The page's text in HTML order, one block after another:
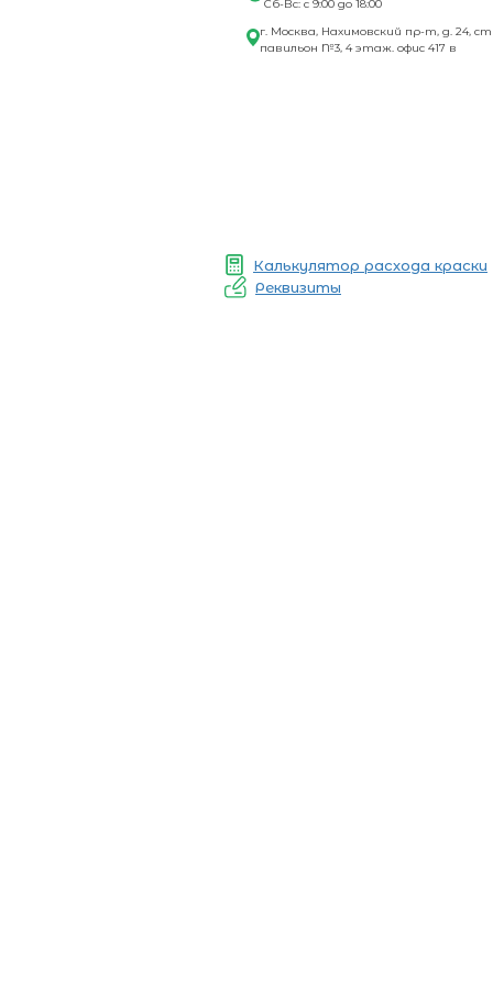
Сб-Вс: с 9:00 до 18:00
г. Москва, Нахимовский пр-т, д. 24,
павильон №3, 4 этаж. офис 417 в
Калькулятор расхода краски
Реквизиты